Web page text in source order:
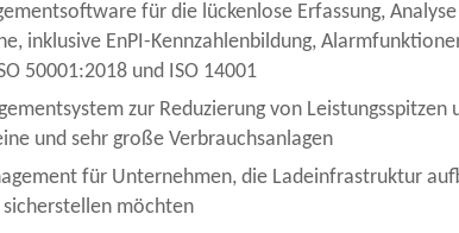
für die lückenlose Erfassung,
inklusive EnPI-Kennzahlenbildung,
50001:2018 und ISO 14001
zur Reduzierung von Leistungsspitzen
und sehr große Verbrauchsanlagen
für Unternehmen, die Ladeinfrastruktur
möchten